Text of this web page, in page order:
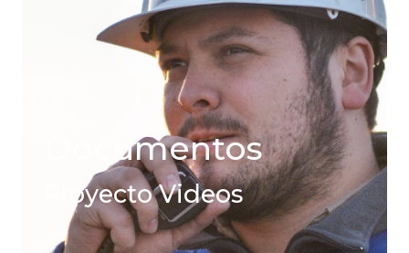
Documentos
Proyecto Videos